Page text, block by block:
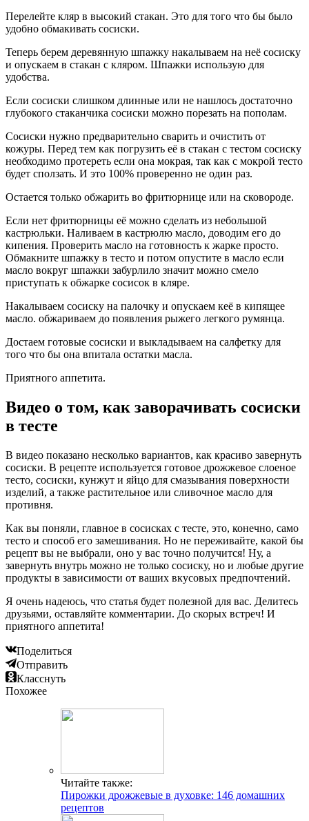
Перелейте кляр в высокий стакан. Это для того что бы было
удобно обмакивать сосиски.
Теперь берем деревянную шпажку накалываем на неё сосиску
и опускаем в стакан с кляром. Шпажки использую для
удобства.
Если сосиски слишком длинные или не нашлось достаточно
глубокого стаканчика сосиски можно порезать на пополам.
Сосиски нужно предварительно сварить и очистить от
кожуры. Перед тем как погрузить её в стакан с тестом сосиску
необходимо протереть если она мокрая, так как с мокрой тесто
будет сползать. И это 100% проверенно не один раз.
Остается только обжарить во фритюрнице или на сковороде.
Если нет фритюрницы её можно сделать из небольшой
кастрюльки. Наливаем в кастрюлю масло, доводим его до
кипения. Проверить масло на готовность к жарке просто.
Обмакните шпажку в тесто и потом опустите в масло если
масло вокруг шпажки забурлило значит можно смело
приступать к обжарке сосисок в кляре.
Накалываем сосиску на палочку и опускаем кеё в кипящее
масло. обжариваем до появления рыжего легкого румянца.
Достаем готовые сосиски и выкладываем на салфетку для
того что бы она впитала остатки масла.
Приятного аппетита.
Видео о том, как заворачивать сосиски
в тесте
В видео показано несколько вариантов, как красиво завернуть
сосиски. В рецепте используется готовое дрожжевое слоеное
тесто, сосиски, кунжут и яйцо для смазывания поверхности
изделий, а также растительное или сливочное масло для
противня.
Как вы поняли, главное в сосисках с тесте, это, конечно, само
тесто и способ его замешивания. Но не переживайте, какой бы
рецепт вы не выбрали, оно у вас точно получится! Ну, а
завернуть внутрь можно не только сосиску, но и любые другие
продукты в зависимости от ваших вкусовых предпочтений.
Я очень надеюсь, что статья будет полезной для вас. Делитесь
друзьями, оставляйте комментарии. До скорых встреч! И
приятного аппетита!
Поделиться
Отправить
Класснуть
Похожее
Читайте также:
Пирожки дрожжевые в духовке: 146 домашних
рецептов